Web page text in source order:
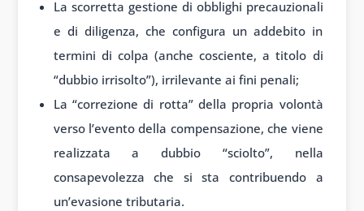
La scorretta gestione di obblighi precauzionali
e di diligenza, che configura un addebito in
termini di colpa (anche cosciente, a titolo di
“dubbio irrisolto”), irrilevante ai fini penali;
La “correzione di rotta” della propria volontà
verso l’evento della compensazione, che viene
realizzata a dubbio “sciolto”, nella
consapevolezza che si sta contribuendo a
un’evasione tributaria.